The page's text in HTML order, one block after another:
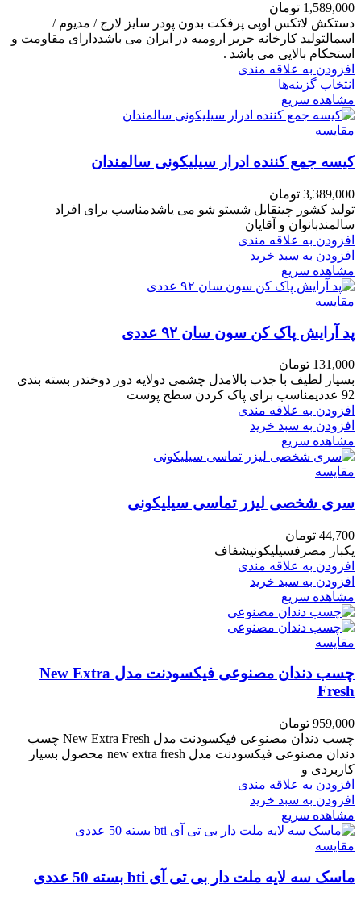
1,589,000 تومان
دستکش لاتکس اوپی پرفکت بدون پودر سایز لارج / مدیوم /
اسمالتولید کارخانه حریر ارومیه در ایران می باشددارای مقاومت و
استحکام بالایی می باشد .
افزودن به علاقه مندی
انتخاب گزینه‌ها
مشاهده سریع
مقایسه
کیسه جمع کننده ادرار سیلیکونی سالمندان
3,389,000 تومان
تولید کشور چینقابل شستو شو می یاشدمناسب برای افراد
سالمندبانوان و آقایان
افزودن به علاقه مندی
افزودن به سبد خرید
مشاهده سریع
مقایسه
پد آرایش پاک کن سون سان ۹۲ عددی
131,000 تومان
بسیار لطیف با جذب بالامدل چشمی دولایه دور دوختدر بسته بندی
92 عددیمناسب برای پاک کردن سطح پوست
افزودن به علاقه مندی
افزودن به سبد خرید
مشاهده سریع
مقایسه
سری شخصی لیزر تماسی سیلیکونی
44,700 تومان
یکبار مصرفسیلیکونیشفاف
افزودن به علاقه مندی
افزودن به سبد خرید
مشاهده سریع
مقایسه
چسب دندان مصنوعی فیکسودنت مدل New Extra
Fresh
959,000 تومان
چسب دندان مصنوعی فیکسودنت مدل New Extra Fresh چسب
دندان مصنوعی فیکسودنت مدل new extra fresh محصول بسیار
کاربردی و
افزودن به علاقه مندی
افزودن به سبد خرید
مشاهده سریع
مقایسه
ماسک سه لایه ملت دار بی تی آی bti بسته 50 عددی